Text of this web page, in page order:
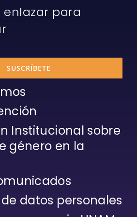
enlazar para
SUSCRÍBETE
Institucional sobre
género en la
datos personales